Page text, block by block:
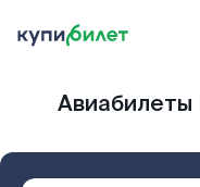
Авиабилеты